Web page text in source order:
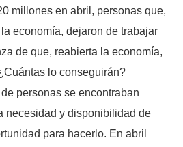
millones en abril, personas que,
economía, dejaron de trabajar
de que, reabierta la economía,
lo conseguirán?
personas se encontraban
necesidad y disponibilidad de
para hacerlo. En abril